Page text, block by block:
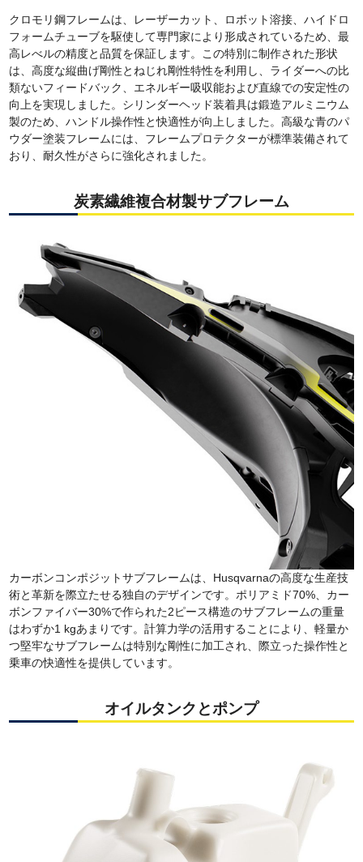
クロモリ鋼フレームは、レーザーカット、ロボット溶接、ハイドロ
フォームチューブを駆使して専門家により形成されているため、最
高レべルの精度と品質を保証します。この特別に制作された形状
は、高度な縦曲げ剛性とねじれ剛性特性を利用し、ライダーへの比
類ないフィードバック、エネルギー吸収能および直線での安定性の
向上を実現しました。シリンダーヘッド装着具は鍛造アルミニウム
製のため、ハンドル操作性と快適性が向上しました。高級な青のパ
ウダー塗装フレームには、フレームプロテクターが標準装備されて
おり、耐久性がさらに強化されました。
炭素繊維複合材製サブフレーム
カーボンコンポジットサブフレームは、Husqvarnaの高度な生産技
術と革新を際立たせる独自のデザインです。ポリアミド70%、カー
ボンファイバー30%で作られた2ピース構造のサブフレームの重量
はわずか1 kgあまりです。計算力学の活用することにより、軽量か
つ堅牢なサブフレームは特別な剛性に加工され、際立った操作性と
乗車の快適性を提供しています。
オイルタンクとポンプ